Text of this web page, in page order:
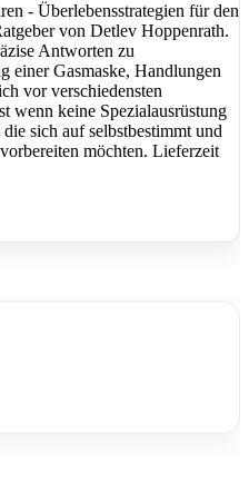
- Überlebensstrategien für den
von Detlev Hoppenrath.
Antworten zu
einer Gasmaske, Handlungen
vor verschiedensten
wenn keine Spezialausrüstung
sich auf selbstbestimmt und
möchten. Lieferzeit